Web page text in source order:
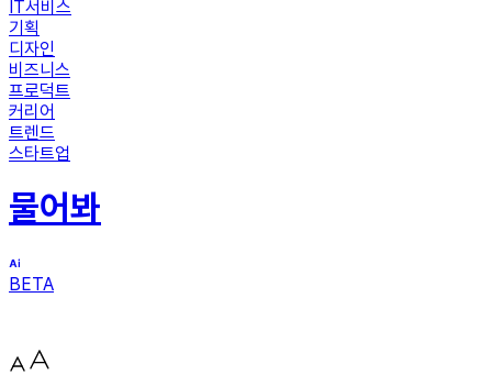
IT서비스
기획
디자인
비즈니스
프로덕트
커리어
트렌드
스타트업
물어봐
BETA